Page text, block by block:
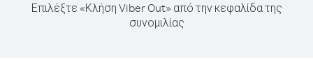
Επιλέξτε «Κλήση Viber Out» από την κεφαλίδα της
συνομιλίας